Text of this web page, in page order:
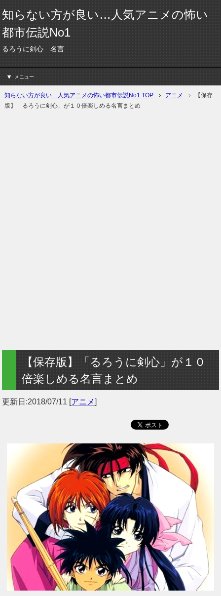
知らない方が良い…人気アニメの怖い
都市伝説No1
るろうに剣心 名言
メニュー
知らない方が良い…人気アニメの怖い都市伝説No1 TOP アニメ
【保存
版】「るろうに剣心」が１０倍楽しめる名言まとめ
【保存版】「るろうに剣心」が１０
倍楽しめる名言まとめ
更新日:2018/07/11 [アニメ]